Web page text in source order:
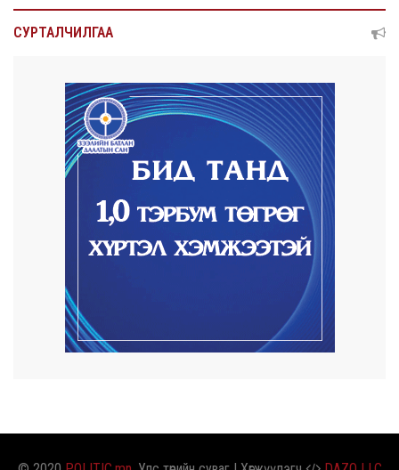
2026/08/07
2026/08/07
Автомашины улсын дугаар сондгой
тоогоор төгссөн ...
Улаанбаатарт өдөртөө 30 хэм дулаан
Улсын чанартай хатуу хучилттай авто
СУРТАЛЧИЛГАА